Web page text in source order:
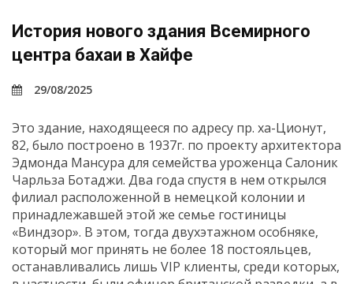
История нового здания Всемирного
центра бахаи в Хайфе
29/08/2025
Это здание, находящееся по адресу пр. ха-Ционут,
82, было построено в 1937г. по проекту архитектора
Эдмонда Мансура для семейства уроженца Салоник
Чарльза Ботаджи. Два года спустя в нем открылся
филиал расположенной в немецкой колонии и
принадлежавшей этой же семье гостиницы
«Виндзор». В этом, тогда двухэтажном особняке,
который мог принять не более 18 постояльцев,
останавливались лишь VIP клиенты, среди которых,